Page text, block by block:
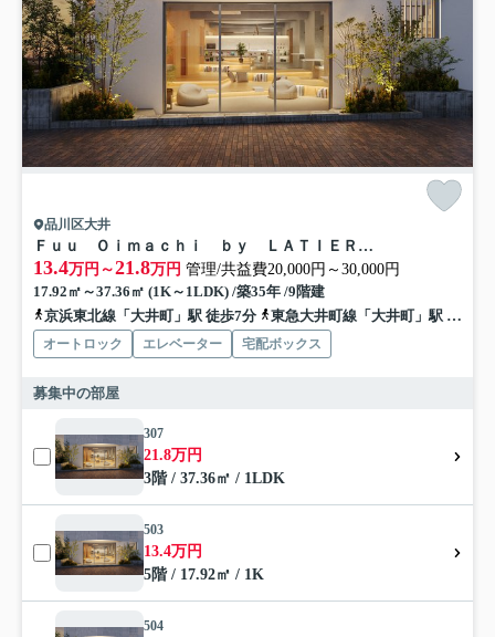
品川区大井
Ｆｕｕ Ｏｉｍａｃｈｉ ｂｙ ＬＡＴＩＥＲＲＡ
13.4万円～21.8万円 管理/共益費20,000円～30,000円
17.92㎡～37.36㎡ (1K～1LDK) /築35年 /9階建
京浜東北線「大井町」駅 徒歩7分
東急大井町線「大井町」駅 徒歩8分
オートロック エレベーター 宅配ボックス
募集中の部屋
307
21.8万円
3階 / 37.36㎡ / 1LDK
503
13.4万円
5階 / 17.92㎡ / 1K
504